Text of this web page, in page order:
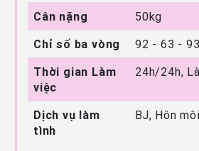
Cân nặng
50kg
Chỉ số ba vòng
92 - 63 - 93
Thời gian Làm
việc
24h/24h,
Dịch vụ làm
tình
BJ, Hôn